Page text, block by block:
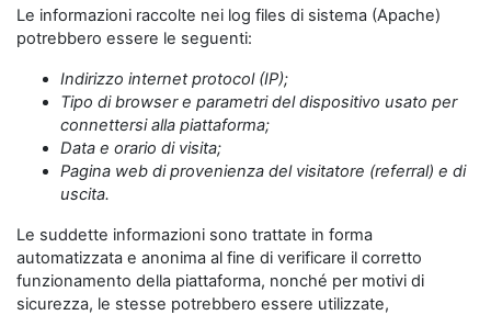
Le informazioni raccolte nei log files di sistema (Apache)
potrebbero essere le seguenti:
Indirizzo internet protocol (IP);
Tipo di browser e parametri del dispositivo usato per
connettersi alla piattaforma;
Data e orario di visita;
Pagina web di provenienza del visitatore (referral) e di
uscita.
Le suddette informazioni sono trattate in forma
automatizzata e anonima al fine di verificare il corretto
funzionamento della piattaforma, nonché per motivi di
sicurezza, le stesse potrebbero essere utilizzate,